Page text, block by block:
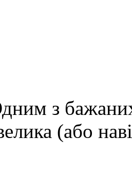
з
(або